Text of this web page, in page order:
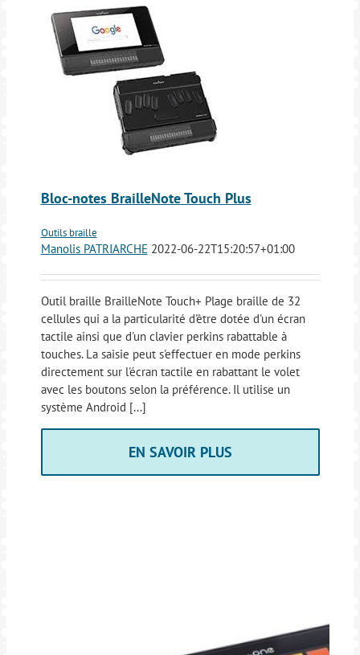
Bloc-notes BrailleNote Touch Plus
Outils braille
Manolis PATRIARCHE 2022-06-22T15:20:57+01:00
Outil braille BrailleNote Touch+ Plage braille de 32
cellules qui a la particularité d'être dotée d'un écran
tactile ainsi que d'un clavier perkins rabattable à
touches. La saisie peut s'effectuer en mode perkins
directement sur l'écran tactile en rabattant le volet
avec les boutons selon la préférence. Il utilise un
système Android [...]
EN SAVOIR PLUS